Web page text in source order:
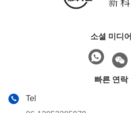
소셜 미디어
빠른 연락
Tel